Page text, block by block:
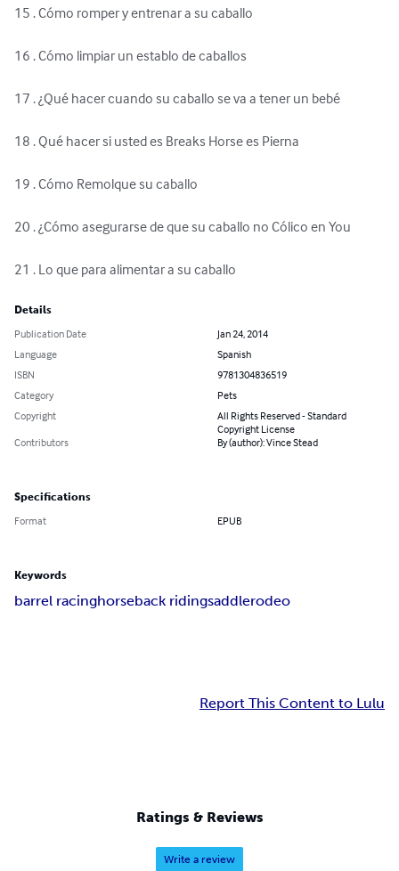
15 . Cómo romper y entrenar a su caballo
16 . Cómo limpiar un establo de caballos
17 . ¿Qué hacer cuando su caballo se va a tener un bebé
18 . Qué hacer si usted es Breaks Horse es Pierna
19 . Cómo Remolque su caballo
20 . ¿Cómo asegurarse de que su caballo no Cólico en You
21 . Lo que para alimentar a su caballo
Details
Publication Date
Jan 24, 2014
Language
Spanish
ISBN
9781304836519
Category
Pets
Copyright
All Rights Reserved - Standard
Copyright License
Contributors
By (author): Vince Stead
Specifications
Format EPUB
Keywords
barrel racinghorseback ridingsaddlerodeo
Report This Content to Lulu
Ratings & Reviews
Write a review